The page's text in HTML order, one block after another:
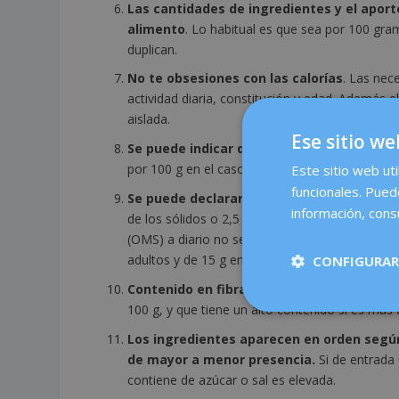
Las cantidades de ingredientes y el
alimento. Lo habitual es que sea por 100
duplican.
No te obsesiones con las calorías. Las
actividad diaria, constitución y edad. Además
aislada.
Se puede indicar que un producto tiene
por 100 g en el caso de los sólidos o 1,5 g de
Se puede declarar que un producto es
de los sólidos o 2,5 g de azúcar por 100 ml en
(OMS) a diario no se debe superar el límite
adultos y de 15 g en niños.
Contenido en fibra
100 g, y que tiene un alto contenido si es más
Los ingredientes aparecen en orden
de mayor a menor presencia. Si de
contiene de azúcar o sal es elevada.
Ese sitio
Este sitio web
funcionales.
información,